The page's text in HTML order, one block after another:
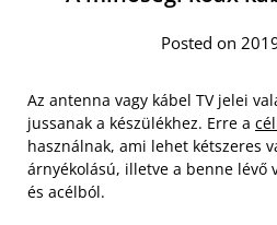
Posted on
Az antenna vagy kábel TV jelei
jussanak a készülékhez. Erre a
használnak, ami lehet kétszeres
árnyékolású, illetve a benne lévő
és acélból.